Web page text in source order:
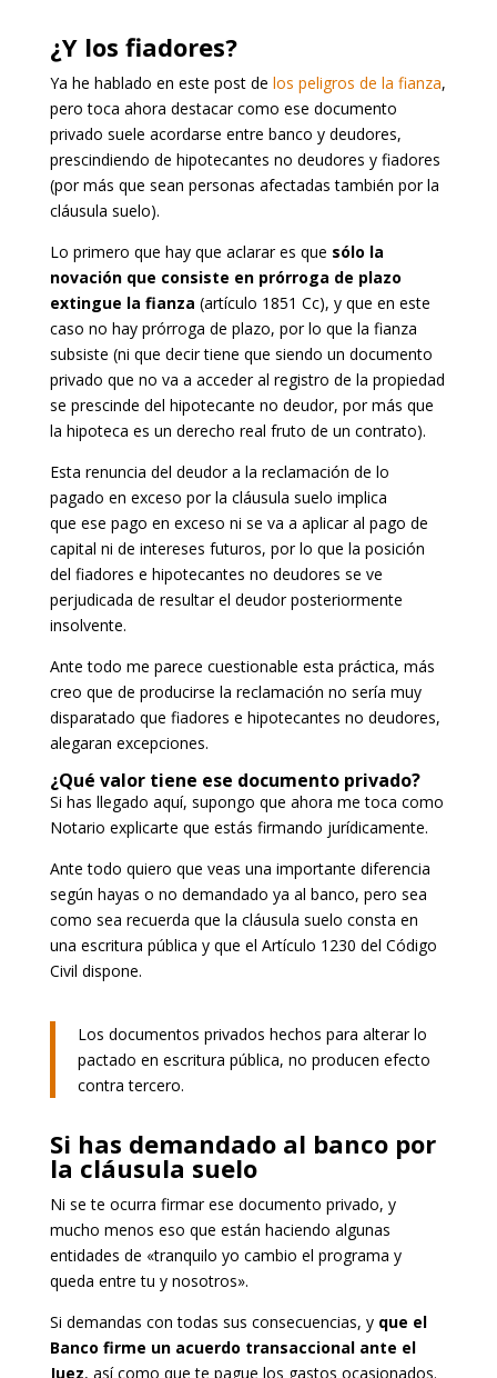
¿Y los fiadores?
Ya he hablado en este post de los peligros de la fianza,
pero toca ahora destacar como ese documento
privado suele acordarse entre banco y deudores,
prescindiendo de hipotecantes no deudores y fiadores
(por más que sean personas afectadas también por la
cláusula suelo).
Lo primero que hay que aclarar es que sólo la
novación que consiste en prórroga de plazo
extingue la fianza (artículo 1851 Cc), y que en este
caso no hay prórroga de plazo, por lo que la fianza
subsiste (ni que decir tiene que siendo un documento
privado que no va a acceder al registro de la propiedad
se prescinde del hipotecante no deudor, por más que
la hipoteca es un derecho real fruto de un contrato).
Esta renuncia del deudor a la reclamación de lo
pagado en exceso por la cláusula suelo implica
que ese pago en exceso ni se va a aplicar al pago de
capital ni de intereses futuros, por lo que la posición
del fiadores e hipotecantes no deudores se ve
perjudicada de resultar el deudor posteriormente
insolvente.
Ante todo me parece cuestionable esta práctica, más
creo que de producirse la reclamación no sería muy
disparatado que fiadores e hipotecantes no deudores,
alegaran excepciones.
¿Qué valor tiene ese documento privado?
Si has llegado aquí, supongo que ahora me toca como
Notario explicarte que estás firmando jurídicamente.
Ante todo quiero que veas una importante diferencia
según hayas o no demandado ya al banco, pero sea
como sea recuerda que la cláusula suelo consta en
una escritura pública y que el Artículo 1230 del Código
Civil dispone.
Los documentos privados hechos para alterar lo
pactado en escritura pública, no producen efecto
contra tercero.
Si has demandado al banco por
la cláusula suelo
Ni se te ocurra firmar ese documento privado, y
mucho menos eso que están haciendo algunas
entidades de «tranquilo yo cambio el programa y
queda entre tu y nosotros».
Si demandas con todas sus consecuencias, y que el
Banco firme un acuerdo transaccional ante el
Juez, así como que te pague los gastos ocasionados.